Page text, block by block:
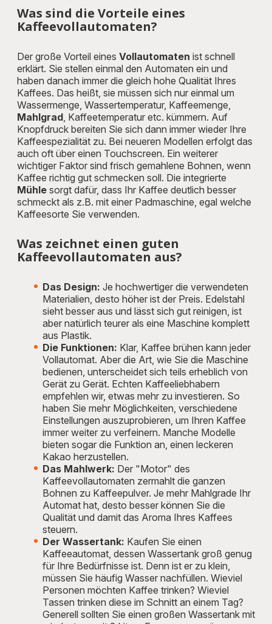
Was sind die Vorteile eines
Kaffeevollautomaten?
Der große Vorteil eines Vollautomaten ist schnell
erklärt. Sie stellen einmal den Automaten ein und
haben danach immer die gleich hohe Qualität Ihres
Kaffees. Das heißt, sie müssen sich nur einmal um
Wassermenge, Wassertemperatur, Kaffeemenge,
Mahlgrad, Kaffeetemperatur etc. kümmern. Auf
Knopfdruck bereiten Sie sich dann immer wieder Ihre
Kaffeespezialität zu. Bei neueren Modellen erfolgt das
auch oft über einen Touchscreen. Ein weiterer
wichtiger Faktor sind frisch gemahlene Bohnen, wenn
Kaffee richtig gut schmecken soll. Die integrierte
Mühle sorgt dafür, dass Ihr Kaffee deutlich besser
schmeckt als z.B. mit einer Padmaschine, egal welche
Kaffeesorte Sie verwenden.
Was zeichnet einen guten
Kaffeevollautomaten aus?
Das Design: Je hochwertiger die verwendeten
Materialien, desto höher ist der Preis. Edelstahl
sieht besser aus und lässt sich gut reinigen, ist
aber natürlich teurer als eine Maschine komplett
aus Plastik.
Die Funktionen: Klar, Kaffee brühen kann jeder
Vollautomat. Aber die Art, wie Sie die Maschine
bedienen, unterscheidet sich teils erheblich von
Gerät zu Gerät. Echten Kaffeeliebhabern
empfehlen wir, etwas mehr zu investieren. So
haben Sie mehr Möglichkeiten, verschiedene
Einstellungen auszuprobieren, um Ihren Kaffee
immer weiter zu verfeinern. Manche Modelle
bieten sogar die Funktion an, einen leckeren
Kakao herzustellen.
Das Mahlwerk: Der "Motor" des
Kaffeevollautomaten zermahlt die ganzen
Bohnen zu Kaffeepulver. Je mehr Mahlgrade Ihr
Automat hat, desto besser können Sie die
Qualität und damit das Aroma Ihres Kaffees
steuern.
Der Wassertank: Kaufen Sie einen
Kaffeeautomat, dessen Wassertank groß genug
für Ihre Bedürfnisse ist. Denn ist er zu klein,
müssen Sie häufig Wasser nachfüllen. Wieviel
Personen möchten Kaffee trinken? Wieviel
Tassen trinken diese im Schnitt an einem Tag?
Generell sollten Sie einen großen Wassertank mit